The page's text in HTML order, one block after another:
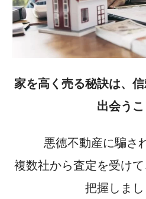
家を高く売る秘訣は、
出会うこ
悪徳不動産に騙さ
複数社から査定を受けて
把握 しまし